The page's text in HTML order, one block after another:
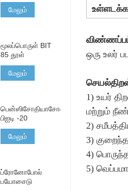
ஒரு உலர்
1) உயர்
மற்றும்
2)
3)
4)
5)
மேலும்
மூலப்பொருள் BIT
85 தூள்
மேலும்
பென்ஸிசோதியாசோலினோன்
பிஐடி -20
மேலும்
ப்ரோனோபோல்
பயோசைடு